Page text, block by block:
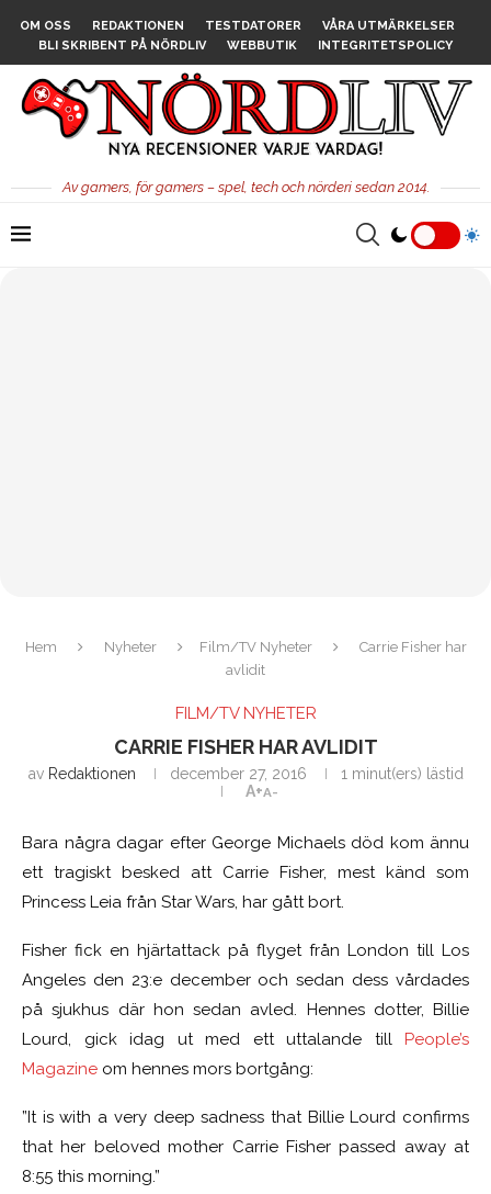
OM OSS REDAKTIONEN TESTDATORER
VÅRA UTMÄRKELSER
BLI SKRIBENT PÅ NÖRDLIV
WEBBUTIK INTEGRITETSPOLICY
Av gamers, för gamers – spel, tech och nörderi sedan 2014.
Hem Nyheter Film/TV Nyheter
Carrie Fisher har
avlidit
FILM/TV NYHETER
CARRIE FISHER HAR AVLIDIT
av Redaktionen december 27, 2016
1 minut(ers) lästid
A+A-
Bara några dagar efter George Michaels död kom ännu
ett tragiskt besked att Carrie Fisher, mest känd som
Princess Leia från Star Wars, har gått bort.
Fisher fick en hjärtattack på flyget från London till Los
Angeles den 23:e december och sedan dess vårdades
på sjukhus där hon sedan avled. Hennes dotter, Billie
Lourd, gick idag ut med ett uttalande till People’s
Magazine om hennes mors bortgång:
”It is with a very deep sadness that Billie Lourd confirms
that her beloved mother Carrie Fisher passed away at
8:55 this morning.”